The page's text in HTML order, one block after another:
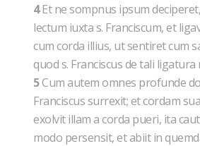
4Et ne sompnus ipsum
lectum iuxta s. Franciscum, et
cum corda illius, ut sentiret cum
quod s. Franciscus de tali
5Cum autem omnes profunde
Franciscus surrexit; et cordam
exolvit illam a corda pueri, ita
modo persensit, et abiit in